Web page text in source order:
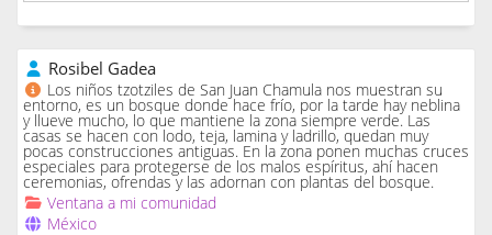
Rosibel Gadea
Los niños tzotziles de San Juan Chamula nos muestran su
entorno, es un bosque donde hace frío, por la tarde hay neblina
y llueve mucho, lo que mantiene la zona siempre verde. Las
casas se hacen con lodo, teja, lamina y ladrillo, quedan muy
pocas construcciones antiguas. En la zona ponen muchas cruces
especiales para protegerse de los malos espíritus, ahí hacen
ceremonias, ofrendas y las adornan con plantas del bosque.
Ventana a mi comunidad
México